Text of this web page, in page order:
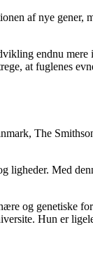
af nye gener,
endnu
at fuglenes
The
Med
og genetiske
Hun er